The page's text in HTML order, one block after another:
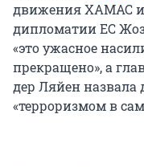
движения ХАМАС и
дипломатии ЕС
«это ужасное
прекращено», а
дер Ляйен назвала
«терроризмом в